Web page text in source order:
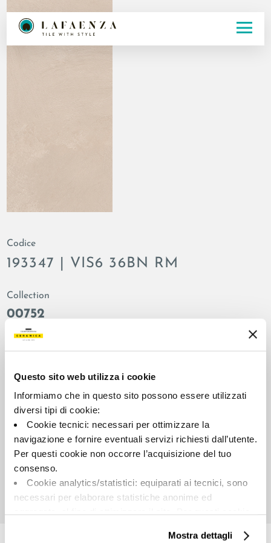
Questo sito web utilizza i cookie
Informiamo che in questo sito possono essere utilizzati
diversi tipi di cookie:
Cookie tecnici: necessari per ottimizzare la
navigazione e fornire eventuali servizi richiesti dall’utente.
Per questi cookie non occorre l’acquisizione del tuo
consenso.
Cookie analytics/statistici: equiparati ai tecnici, sono
necessari per elaborare statistiche anonime ed
Cookie di profilazione/marketing: sono utilizzati, solo
Mostra dettagli
Codice
193347 | VIS6 36BN RM
Collection
00752
Colors:
Bone
Plain
Format:
30.0x60.0
natural
matt
Shade variations:
Unit of measure:
MQ